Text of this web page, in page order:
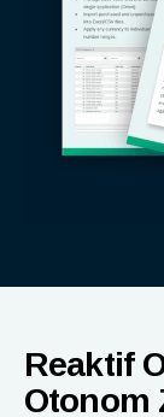
Reaktif
Otonom